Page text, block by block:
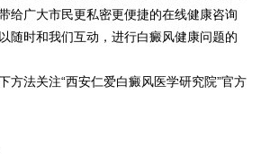
给广大市民更私密更便捷的在线健康咨询
随时和我们互动，进行白癜风健康问题的
法关注“西安仁爱白癜风医学研究院”官方